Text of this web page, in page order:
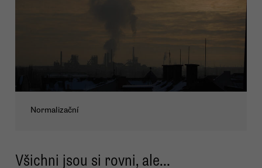
Normalizační
Všichni jsou si rovni, ale…